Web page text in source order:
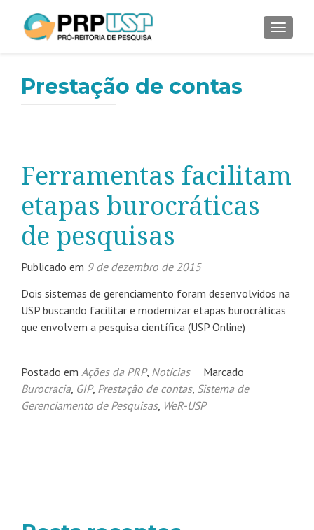
Prestação de contas
Ferramentas facilitam
etapas burocráticas
de pesquisas
Publicado em 9 de dezembro de 2015
Dois sistemas de gerenciamento foram desenvolvidos na
USP buscando facilitar e modernizar etapas burocráticas
que envolvem a pesquisa científica (USP Online)
Postado em Ações da PRP, Notícias
Marcado
Burocracia, GIP, Prestação de contas, Sistema de
Gerenciamento de Pesquisas, WeR-USP